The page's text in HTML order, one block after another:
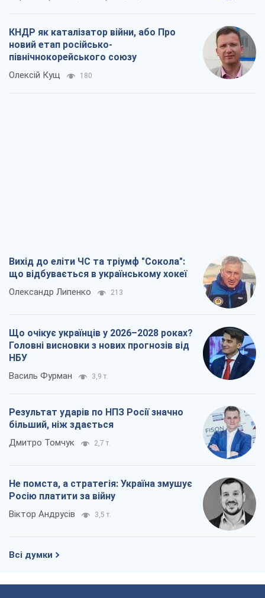
КНДР як каталізатор війни, або Про
новий етап російсько-
північнокорейського союзу
Олексій Кущ 180
Вихід до еліти ЧС та тріумф "Сокола":
що відбувається в українському хокеї
Олександр Липенко 213
Що очікує українців у 2026–2028 роках?
Головні висновки з нових прогнозів від
НБУ
Василь Фурман 3,9 т.
Результат ударів по НПЗ Росії значно
більший, ніж здається
Дмитро Томчук 2,7 т.
Не помста, а стратегія: Україна змушує
Росію платити за війну
Віктор Андрусів 3,5 т.
Всі думки